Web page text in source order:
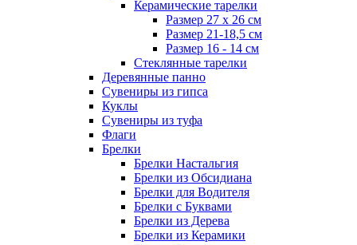
Керамические тарелки
Размер 27 х 26 см
Размер 21-18,5 см
Размер 16 - 14 см
Стеклянные тарелки
Деревянные панно
Сувениры из гипса
Куклы
Сувениры из туфа
Флаги
Брелки
Брелки Настальгия
Брелки из Обсидиана
Брелки для Водителя
Брелки с Буквами
Брелки из Дерева
Брелки из Керамики